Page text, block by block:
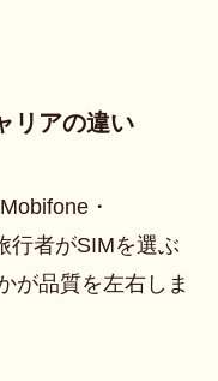
リアの違い
・
行者がSIMを選ぶ
が品質を左右しま